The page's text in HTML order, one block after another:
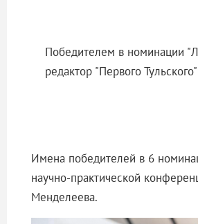
Победителем в номинации
редактор "Первого
Имена победителей в 6
научно-практической
Менделеева.